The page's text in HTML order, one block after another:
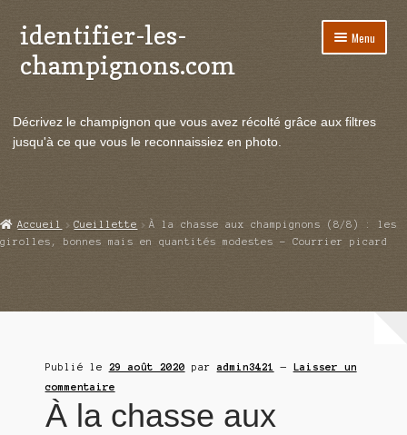
Aller
à
la
Aller
au
contenu
identifier-les-
champignons.com
Menu
le
Actualités
menu
enfant
Echanges et contacts
Ouvrir
le
Décrivez le champignon que vous avez récolté grâce aux filtres
jusqu'à ce que vous le reconnaissiez en photo.
Accueil Cueillette
À la chasse aux champignons (8/8) : les
girolles, bonnes mais en quantités modestes – Courrier picard
Publié le 29 août 2020 paradmin3421 — Laisser un
commentaire
À la chasse aux